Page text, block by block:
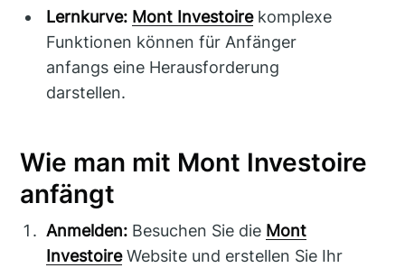
Lernkurve: Mont Investoirekomplexe
Funktionen können für Anfänger
anfangs eine Herausforderung
darstellen.
Wie man mit Mont Investoire
anfängt
Anmelden: Besuchen Sie die Mont
InvestoireWebsite und erstellen Sie Ihr